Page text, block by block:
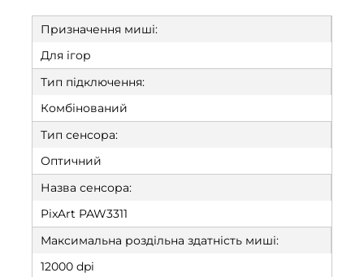
Призначення миші:
Для ігор
Тип підключення:
Комбінований
Тип сенсора:
Оптичний
Назва сенсора:
PixArt PAW3311
Максимальна роздільна здатність миші:
12000 dpi